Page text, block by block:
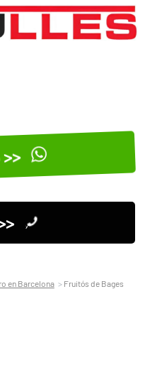
en Barcelona Fruitós de Bages